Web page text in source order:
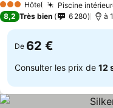
3 ÉtoilesHôtel Piscine
8,2 Très bien 6 280 à
De 62 €
Consulter les prix de 12